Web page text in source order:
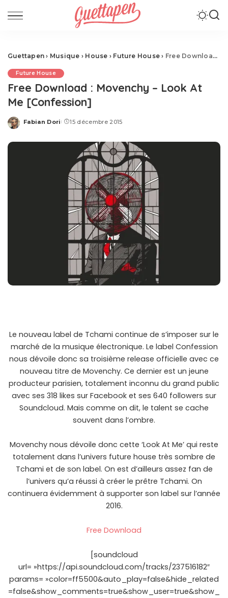
Guettapen › Musique › House › Future House › Free Download : Movenchy – Look At Me [Confession]
Future House
Free Download : Movenchy – Look At
Me [Confession]
Posted
Fabian Dori 15 décembre 2015
Le nouveau label de Tchami continue de s’imposer sur le
marché de la musique électronique. Le label Confession
nous dévoile donc sa troisième release officielle avec ce
nouveau titre de Movenchy. Ce dernier est un jeune
producteur parisien, totalement inconnu du grand public
avec ses 318 likes sur Facebook et ses 640 followers sur
Soundcloud. Mais comme on dit, le talent se cache
souvent dans l’ombre.
Movenchy nous dévoile donc cette ‘Look At Me’ qui reste
totalement dans l’univers future house très sombre de
Tchami et de son label. On est d’ailleurs assez fan de
l’univers qu’a réussi à créer le prêtre Tchami. On
continuera évidemment à supporter son label sur l’année
2016.
Free Download
[soundcloud
url= »https://api.soundcloud.com/tracks/237516182″
params= »color=ff5500&auto_play=false&hide_related
=false&show_comments=true&show_user=true&show_